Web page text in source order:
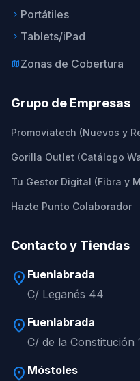
keyboard_arrow_right Portátiles
keyboard_arrow_right Tablets/iPad
mapZonas de Cobertura
Grupo de Empresas
Promoviatech (Nuevos y
Gorilla Outlet (Catálogo
Tu Gestor Digital (Fibra y
Hazte Punto Colaborador
Contacto y Tiendas
location_on Fuenlabrada
C/ Leganés 44
location_on Fuenlabrada
C/ de la Constitución
location_on Móstoles